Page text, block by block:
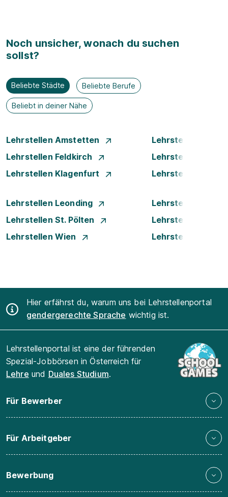
Noch unsicher, wonach du suchen
sollst?
Beliebte Städte Beliebte Berufe
Beliebt in deiner Nähe
Lehrstellen Amstetten
Lehrstellen
Lehrstellen Feldkirch
Lehrstellen Graz
Lehrstellen Klagenfurt
Lehrstellen
Lehrstellen Leonding
Lehrstellen Linz
Lehrstellen St. Pölten
Lehrstellen Steyr
Lehrstellen Wien
Lehrstellen
Hier erfährst du, warum uns bei Lehrstellenportal
gendergerechte Sprache wichtig ist.
Lehrstellenportal ist eine der führenden
Spezial-Jobbörsen in Österreich für
Lehre und Duales Studium.
Für Bewerber
Für Arbeitgeber
Bewerbung